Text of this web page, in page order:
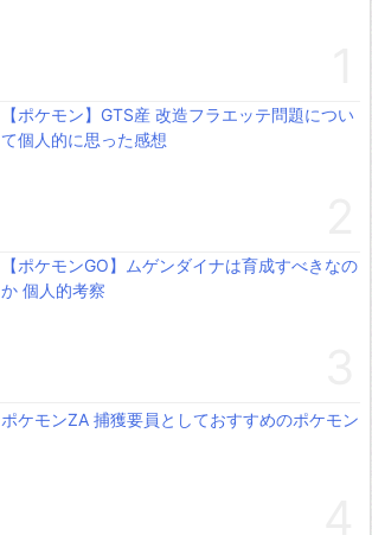
【ポケモン】GTS産 改造フラエッテ問題につい
て個人的に思った感想
【ポケモンGO】ムゲンダイナは育成すべきなの
か 個人的考察
ポケモンZA 捕獲要員としておすすめのポケモン